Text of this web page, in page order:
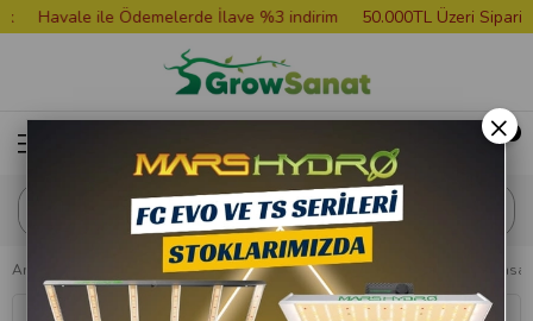
Havale ile Ödemelerde İlave %3 indirim 50.000TL Üzeri
Anasayfa Bitki Besini Advanced Nutrients Carboload 10 Litre Bitki Hasat
×